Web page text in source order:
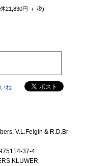
21,830円 ＋ 税)
ね
V.L.Feigin & R.D.Br
37-4
KLUWER